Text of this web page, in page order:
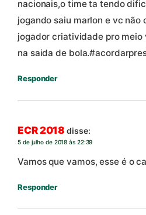
nacionais,o time ta tendo
jogando saiu marlon e vc não
jogador criatividade pro
na saida de
Responder
ECR 2018 disse:
5 de julho de 2018 às 22:39
Vamos que vamos, esse é o
Responder